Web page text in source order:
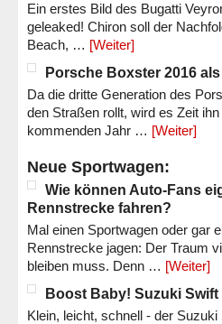
Ein erstes Bild des Bugatti
geleaked! Chiron soll der
Beach, … [Weiter]
Porsche Boxster 2016
Da die dritte Generation des
den Straßen rollt, wird es Zeit
kommenden Jahr … [Weiter]
Neue Sportwagen:
Wie können Auto-Fans
Rennstrecke fahren?
Mal einen Sportwagen oder gar
Rennstrecke jagen: Der Traum
bleiben muss. Denn … [Weiter]
Boost Baby! Suzuki
Klein, leicht, schnell - der